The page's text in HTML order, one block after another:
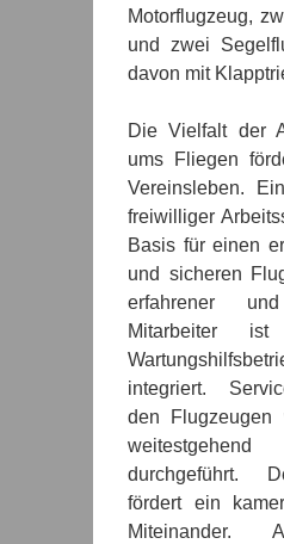
Motorflugzeug,
und zwei
davon mit
Die Vielfalt der
ums Fliegen
Vereinsleben.
freiwilliger
Basis für einen
und sicheren
erfahrener
Mitarbeiter
integriert.
den Flugzeugen
durchgeführt.
fördert ein
Miteinander.